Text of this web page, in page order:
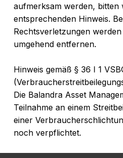
aufmerksam werden, bitten
entsprechenden Hinweis.
Rechtsverletzungen
umgehend entfernen.
Hinweis gemäß § 36 I 1
Die Balandra Asset
Teilnahme an einem
einer
noch verpflichtet.